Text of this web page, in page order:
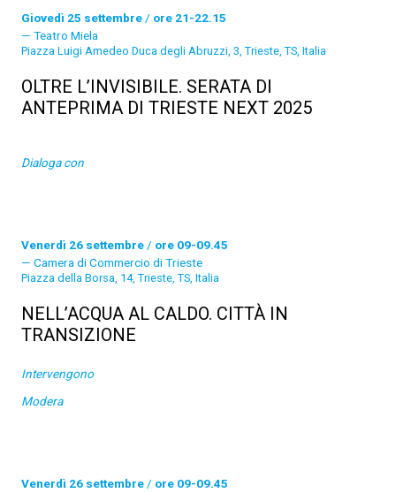
Giovedì 25 settembre / ore 21-22.15
Teatro Miela
Piazza Luigi Amedeo Duca degli Abruzzi, 3, Trieste, TS, Italia
OLTRE L’INVISIBILE. SERATA DI
ANTEPRIMA DI TRIESTE NEXT 2025
Dialoga con
Venerdì 26 settembre / ore 09-09.45
Camera di Commercio di Trieste
Piazza della Borsa, 14, Trieste, TS, Italia
NELL’ACQUA AL CALDO. CITTÀ IN
TRANSIZIONE
Intervengono
Modera
Venerdì 26 settembre / ore 09-09.45